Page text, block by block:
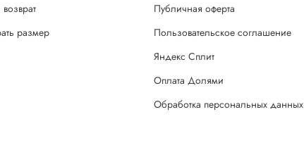
размер
Публичная оферта
Пользовательское соглашение
Яндекс Сплит
Оплата Долями
Обработка персональных данных